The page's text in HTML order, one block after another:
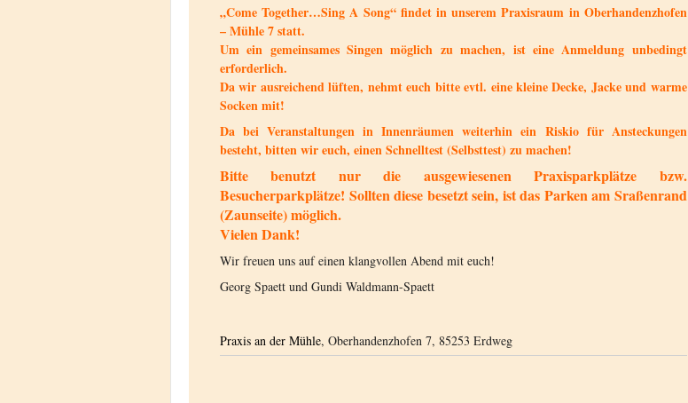
„Come Together…Sing A Song“ findet in unserem Praxisraum in Oberhandenzhofen
– Mühle 7 statt.
Um ein gemeinsames Singen möglich zu machen, ist eine Anmeldung unbedingt
erforderlich.
Da wir ausreichend lüften, nehmt euch bitte evtl. eine kleine Decke, Jacke und warme
Socken mit!
Da bei Veranstaltungen in Innenräumen weiterhin ein Riskio für Ansteckungen
besteht, bitten wir euch, einen Schnelltest (Selbsttest) zu machen!
Bitte benutzt nur die ausgewiesenen Praxisparkplätze bzw.
Besucherparkplätze! Sollten diese besetzt sein, ist das Parken am Sraßenrand
(Zaunseite) möglich.
Vielen Dank!
Wir freuen uns auf einen klangvollen Abend mit euch!
Georg Spaett und Gundi Waldmann-Spaett
Praxis an der Mühle, Oberhandenzhofen 7, 85253 Erdweg